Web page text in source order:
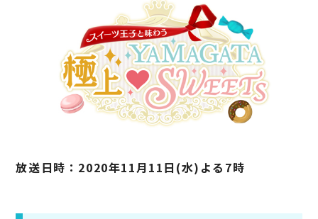
放送日時：2020年11月11日(水)よる7時